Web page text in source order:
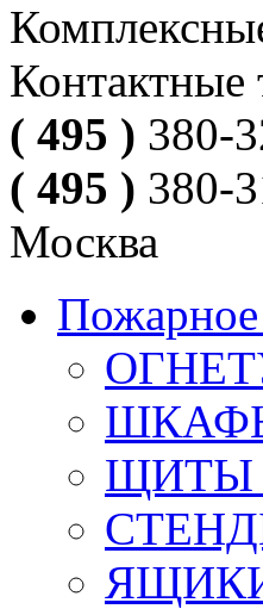
Контактные
( 495 ) 380-
( 495 ) 380-
Москва
Пожарное
ЩИТЫ